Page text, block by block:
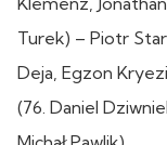
Turek) – Piotr
Deja, Egzon
(76. Daniel